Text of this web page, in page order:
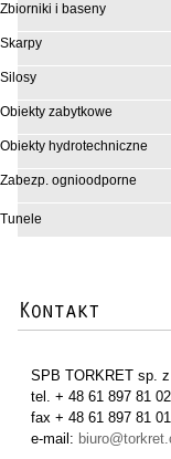
Zbiorniki i baseny
Skarpy
Silosy
Obiekty zabytkowe
Obiekty hydrotechniczne
Zabezp. ognioodporne
Tunele
SPB TORKRET sp.
tel. + 48 61 897 81 02
fax + 48 61 897 81 01
e-mail: